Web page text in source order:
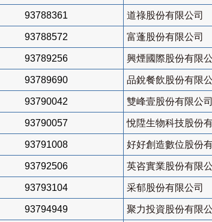
93788361 道祿股份有限公司
93788572 富蓬股份有限公司
93789256 興煙國際股份有限
93789690 品銳餐飲股份有限
93790042 雙峰壹股份有限公司
93790057 悅陞生物科技股份
93791008 好好創造數位股份
93792506 英咨實業股份有限
93793104 采郁股份有限公司
93794949 聚力投資股份有限